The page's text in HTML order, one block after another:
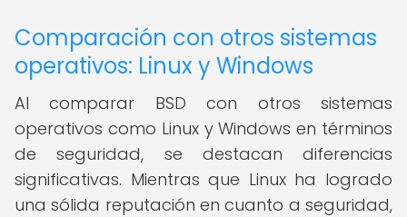
Comparación con otros sistemas
operativos: Linux y Windows
Al comparar BSD con otros sistemas
operativos como Linux y Windows en términos
de seguridad, se destacan diferencias
significativas. Mientras que Linux ha logrado
una sólida reputación en cuanto a seguridad,